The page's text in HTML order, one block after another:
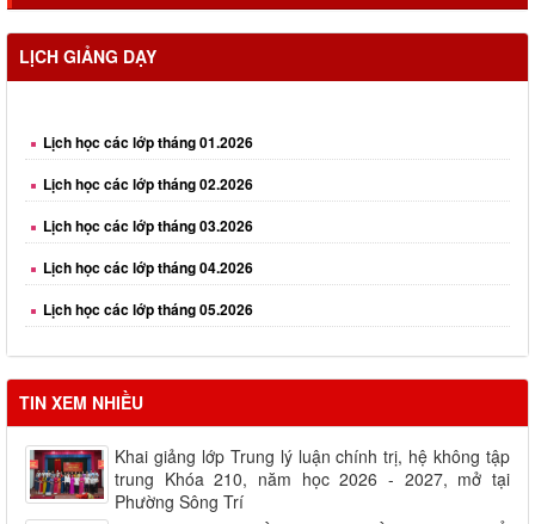
LỊCH GIẢNG DẠY
Lịch học các lớp tháng 02.2026
Lịch học các lớp tháng 03.2026
Lịch học các lớp tháng 04.2026
Lịch học các lớp tháng 05.2026
Lịch học các lớp tháng 06.2026
TIN XEM NHIỀU
Khai giảng lớp Trung lý luận chính trị, hệ không tập
trung Khóa 210, năm học 2026 - 2027, mở tại
Phường Sông Trí